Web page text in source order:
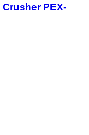
PEX-